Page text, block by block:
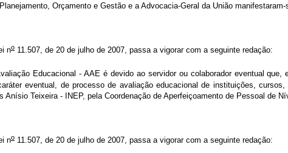
Orçamento e Gestão e a Advocacia-Geral da União
no 11.507, de 20 de julho de 2007, passa a vigorar com a seguinte redação:
Educacional - AAE é devido ao servidor ou colaborador eventual
eventual, de processo de avaliação educacional de instituições,
Anísio Teixeira - INEP, pela Coordenação de Aperfeiçoamento de Pessoal de
no 11.507, de 20 de julho de 2007, passa a vigorar com a seguinte redação: